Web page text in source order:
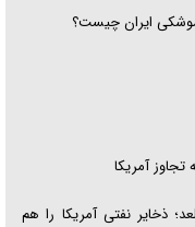
موشکی ایران چیست؟
آمریکا
ذخایر نفتی آمریکا را هم